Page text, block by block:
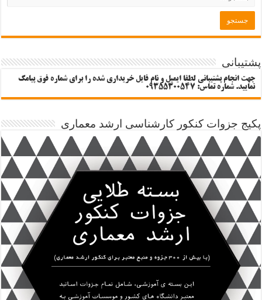
پشتیبانی
جهت انجام پشتیبانی لطفا ایمیل و نام فایل خریداری شده را برای شماره فوق پیامک
نمایید. شماره تماس: 09355300547
پکیج جزوات کنکور کارشناسی ارشد معماری